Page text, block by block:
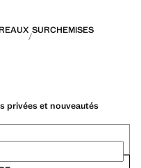
SURCHEMISES
privées et nouveautés